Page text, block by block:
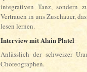
integrativen Tanz, sondern
Vertrauen in uns Zuschauer,
lesen lernen.
Interview mit Alain Platel
Anlässlich der schweizer
Choreographen.